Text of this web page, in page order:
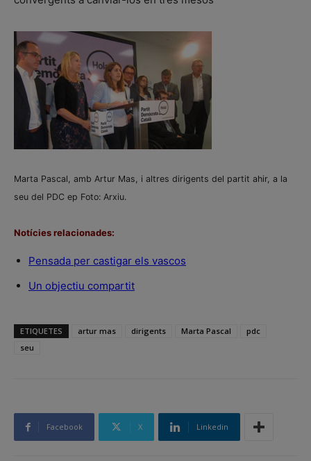
Marta Pascal, amb Artur Mas, i altres dirigents del partit ahir, a la
seu del PDC ep Foto: Arxiu.
Notícies relacionades:
Pensada per castigar els vascos
Un objectiu compartit
ETIQUETES artur mas dirigents Marta Pascal
pdc
seu
Facebook X Linkedin